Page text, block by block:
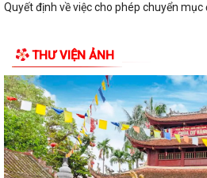
Quyết định về việc cho phép chuyển
định kỳ, khám sàng lọc miễn...
Hội nghị giao ban cụm Thường trực
nhiệm vụ quý III năm 2026
Hội nghị triển khai Kế hoạch tổ chức
Trần Nhân Tông năm 2026
THƯ VIỆN ẢNH